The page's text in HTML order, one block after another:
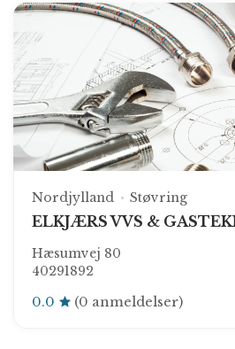
Nordjylland Støvring
ELKJÆRS VVS &
Hæsumvej 80
40291892
0.0 (0 anmeldelser)